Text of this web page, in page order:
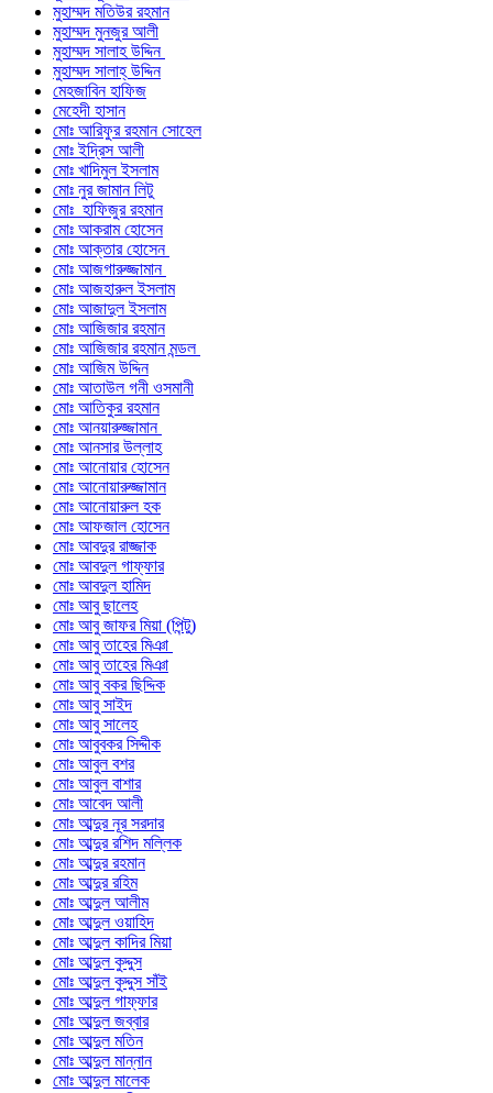
মুহাম্মদ মতিউর রহমান
মুহাম্মদ মুনজুর আলী
মুহাম্মদ সালাহ উদ্দিন
মুহাম্মদ সালাহ্ উদ্দিন
মেহজাবিন হাফিজ
মেহেদী হাসান
মোঃ আরিফুর রহমান সোহেল
মোঃ ইদ্রিস আলী
মোঃ খাদিমুল ইসলাম
মোঃ নুর জামান লিটু
মোঃ হাফিজুর রহমান
মোঃ আকরাম হোসেন
মোঃ আক্তার হোসেন
মোঃ আজগারুজ্জামান
মোঃ আজহারুল ইসলাম
মোঃ আজাদুল ইসলাম
মোঃ আজিজার রহমান
মোঃ আজিজার রহমান মন্ডল
মোঃ আজিম উদ্দিন
মোঃ আতাউল গনী ওসমানী
মোঃ আতিকুর রহমান
মোঃ আনয়ারুজ্জামান
মোঃ আনসার উল্লাহ
মোঃ আনোয়ার হোসেন
মোঃ আনোয়ারুজ্জামান
মোঃ আনোয়ারুল হক
মোঃ আফজাল হোসেন
মোঃ আবদুর রাজ্জাক
মোঃ আবদুল গাফ্‌ফার
মোঃ আবদুল হামিদ
মোঃ আবু ছালেহ
মোঃ আবু জাফর মিয়া (পিন্টু)
মোঃ আবু তাহের মিঞা
মোঃ আবু তাহের মিঞা
মোঃ আবু বকর ছিদ্দিক
মোঃ আবু সাইদ
মোঃ আবু সালেহ
মোঃ আবুবকর সিদ্দীক
মোঃ আবুল বশর
মোঃ আবুল বাশার
মোঃ আবেদ আলী
মোঃ আব্দুর নূর সরদার
মোঃ আব্দুর রশিদ মল্লিক
মোঃ আব্দুর রহমান
মোঃ আব্দুর রহিম
মোঃ আব্দুল আলীম
মোঃ আব্দুল ওয়াহিদ
মোঃ আব্দুল কাদির মিয়া
মোঃ আব্দুল কুদ্দুস
মোঃ আব্দুল কুদ্দুস সাঁই
মোঃ আব্দুল গাফ্ফার
মোঃ আব্দুল জব্বার
মোঃ আব্দুল মতিন
মোঃ আব্দুল মান্নান
মোঃ আব্দুল মালেক